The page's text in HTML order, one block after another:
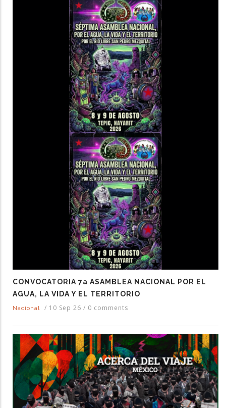
CONVOCATORIA 7a ASAMBLEA NACIONAL POR EL
AGUA, LA VIDA Y EL TERRITORIO
Nacional / 10 Sep 26 / 0 comments